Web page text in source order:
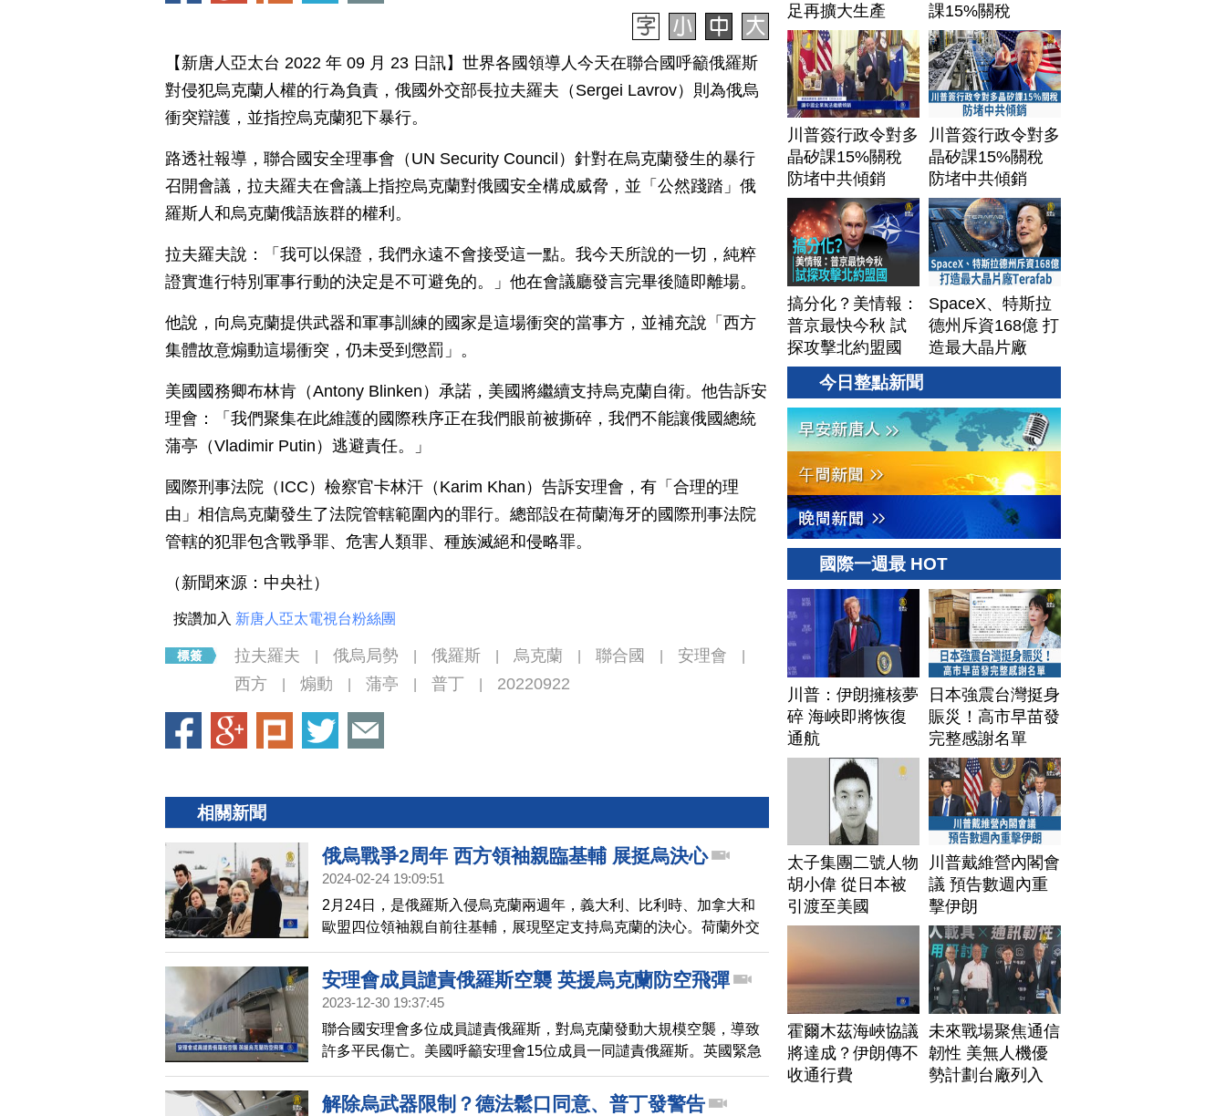
【新唐人亞太台 2022 年 09 月 23 日訊】世界各國領導人今天在聯合國呼籲俄羅斯
對侵犯烏克蘭人權的行為負責，俄國外交部長拉夫羅夫（Sergei Lavrov）則為俄烏
衝突辯護，並指控烏克蘭犯下暴行。
路透社報導，聯合國安全理事會（UN Security Council）針對在烏克蘭發生的暴行
召開會議，拉夫羅夫在會議上指控烏克蘭對俄國安全構成威脅，並「公然踐踏」俄
羅斯人和烏克蘭俄語族群的權利。
拉夫羅夫說：「我可以保證，我們永遠不會接受這一點。我今天所說的一切，純粹
證實進行特別軍事行動的決定是不可避免的。」他在會議廳發言完畢後隨即離場。
他說，向烏克蘭提供武器和軍事訓練的國家是這場衝突的當事方，並補充說「西方
集體故意煽動這場衝突，仍未受到懲罰」。
美國國務卿布林肯（Antony Blinken）承諾，美國將繼續支持烏克蘭自衛。他告訴安
理會：「我們聚集在此維護的國際秩序正在我們眼前被撕碎，我們不能讓俄國總統
蒲亭（Vladimir Putin）逃避責任。」
國際刑事法院（ICC）檢察官卡林汗（Karim Khan）告訴安理會，有「合理的理
由」相信烏克蘭發生了法院管轄範圍內的罪行。總部設在荷蘭海牙的國際刑事法院
管轄的犯罪包含戰爭罪、危害人類罪、種族滅絕和侵略罪。
（新聞來源：中央社）
按讚加入 新唐人亞太電視台粉絲團
拉夫羅夫 俄烏局勢 俄羅斯 烏克蘭 聯合國 安理會
西方 煽動 蒲亭 普丁 20220922
相關新聞
俄烏戰爭2周年 西方領袖親臨基輔 展挺烏決心
2024-02-24 19:09:51
2月24日，是俄羅斯入侵烏克蘭兩週年，義大利、比利時、加拿大和
歐盟四位領袖親自前往基輔，展現堅定支持烏克蘭的決心。荷蘭外交
部發出聲明，宣布與烏克蘭簽署為期10年的安全協議。英國國防部也
宣布加碼2億4500萬英鎊，支持烏克蘭對抗俄羅斯侵略。
安理會成員譴責俄羅斯空襲 英援烏克蘭防空飛彈
2023-12-30 19:37:45
聯合國安理會多位成員譴責俄羅斯，對烏克蘭發動大規模空襲，導致
許多平民傷亡。美國呼籲安理會15位成員一同譴責俄羅斯。英國緊急
援助烏克蘭數百枚防空飛彈，波蘭則譴責俄羅斯飛彈入侵波蘭領空，
要求俄羅斯立即停止並提出解釋。
解除烏武器限制？德法鬆口同意、普丁發警告
足再擴大生產
課15%關稅
川普簽行政令對多
晶矽課15%關稅
防堵中共傾銷
川普簽行政令對多
晶矽課15%關稅
防堵中共傾銷
搞分化？美情報：
普京最快今秋 試
探攻擊北約盟國
SpaceX、特斯拉
德州斥資168億 打
造最大晶片廠
Terafab
今日整點新聞
國際一週最 HOT
川普：伊朗擁核夢
碎 海峽即將恢復
通航
日本強震台灣挺身
賑災！高市早苗發
完整感謝名單
太子集團二號人物
胡小偉 從日本被
引渡至美國
川普戴維營內閣會
議 預告數週內重
擊伊朗
霍爾木茲海峽協議
將達成？伊朗傳不
收通行費
未來戰場聚焦通信
韌性 美無人機優
勢計劃台廠列入